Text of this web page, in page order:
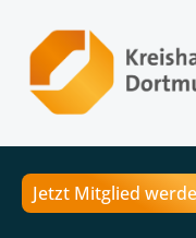
Jetzt Mitglied